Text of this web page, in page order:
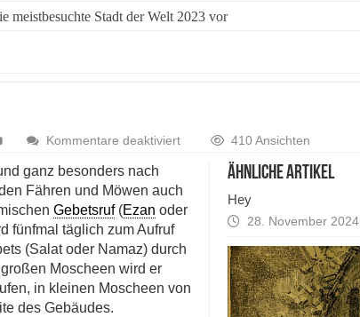
meistbesuchte Stadt der Welt 2023 vor
Kommentare deaktiviertfür
410 Ansichten
ähnliche Artikel
Hey
28. November 2024
ganz besonders nach
Fähren und Möwen auch
Gebetsruf(Ezan oder
fünfmal täglich zum Aufruf
(Salat oder Namaz) durch
Moscheen wird er
in kleinen Moscheen von
des Gebäudes.